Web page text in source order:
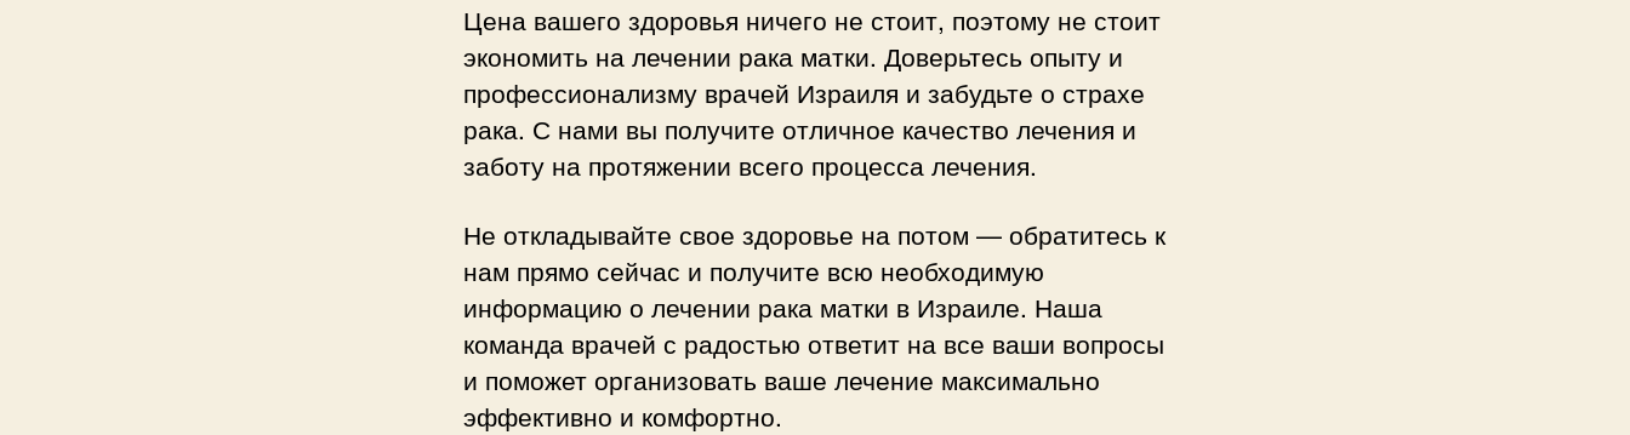
Цена вашего здоровья ничего не стоит, поэтому не стоит
экономить на лечении рака матки. Доверьтесь опыту и
профессионализму врачей Израиля и забудьте о страхе
рака. С нами вы получите отличное качество лечения и
заботу на протяжении всего процесса лечения.
Не откладывайте свое здоровье на потом — обратитесь к
нам прямо сейчас и получите всю необходимую
информацию о лечении рака матки в Израиле. Наша
команда врачей с радостью ответит на все ваши вопросы
и поможет организовать ваше лечение максимально
эффективно и комфортно.